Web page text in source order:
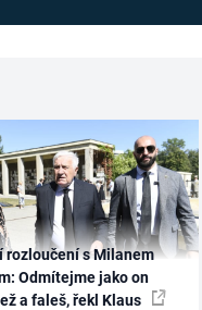
rozloučení s Milanem
Odmítejme jako on
a faleš, řekl Klaus